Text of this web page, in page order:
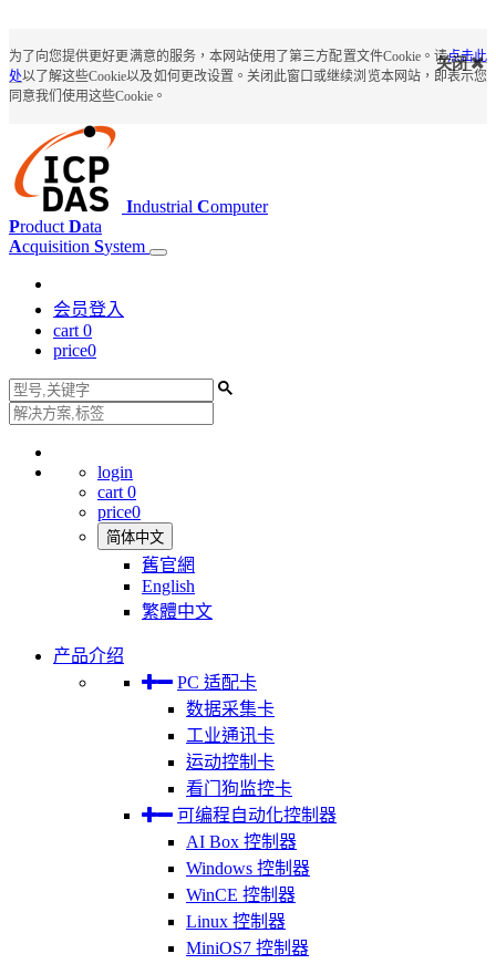
为了向您提供更好更满意的服务，本网站使用了第三方配置文件Cookie。请点击此
处以了解这些Cookie以及如何更改设置。关闭此窗口或继续浏览本网站，即表示您
同意我们使用这些Cookie。
关闭
Industrial Computer
Product Data
Acquisition System
会员登入
cart 0
price0
login
cart 0
price0
简体中文
舊官網
English
繁體中文
产品介绍
PC 适配卡
数据采集卡
工业通讯卡
运动控制卡
看门狗监控卡
可编程自动化控制器
AI Box 控制器
Windows 控制器
WinCE 控制器
Linux 控制器
MiniOS7 控制器